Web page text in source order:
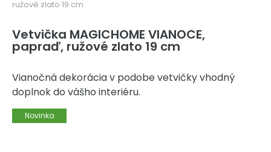
ružové zlato 19 cm
Vetvička MAGICHOME VIANOCE,
papraď, ružové zlato 19 cm
Vianočná dekorácia v podobe vetvičky vhodný
doplnok do vášho interiéru.
Novinka